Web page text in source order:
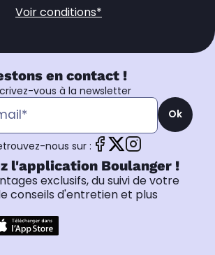
Voir conditions*
en contact !
vous à la newsletter
Ok
nous sur :
l'application Boulanger !
exclusifs, du suivi de votre
conseils d'entretien et plus